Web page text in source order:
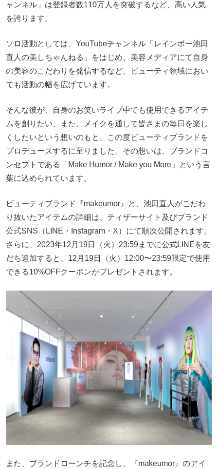
ャンネル」は登録者数110万人を突破するなど、高い人気
を誇ります。
ソロ活動としては、YouTubeチャンネル「レインボー池田
直人の美しちゃんねる」をはじめ、美容メディアにて自身
の美容のこだわりを発信するなど、ビューティ領域におい
ても活動の幅を広げています。
そんな彼が、自身のお笑いライブ中でも使用できるアイテ
ムを創りたい、また、メイクを通して皆さまの毎日を楽し
くしたいという想いのもと、この度ビューティブランドを
プロデュースするに至りました。その想いは、ブランドコ
ンセプトである「Make Humor / Make you More」という言
葉に込められています。
ビューティブランド『makeumor』と、池田直人がこだわ
り抜いたアイテムの詳細は、ティザーサイト及びブランド
公式SNS（LINE・Instagram・X）にて順次公開されます。
さらに、2023年12月19日（火）23:59までに公式LINEを友
だち追加すると、12月19日（火）12:00〜23:59限定で使用
できる10%OFFクーポンがプレゼントされます。
また、ブランドローンチを記念し、『makeumor』のアイ